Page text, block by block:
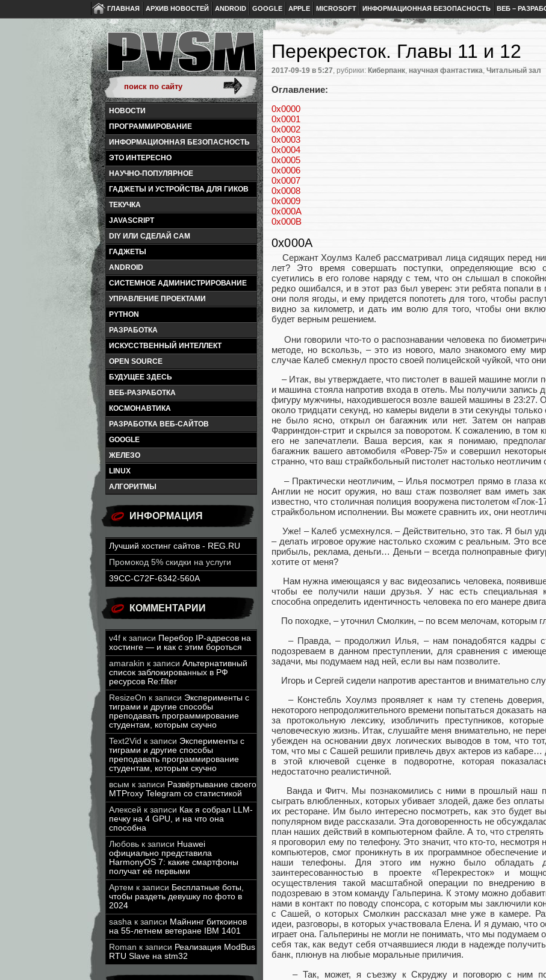
ГЛАВНАЯ АРХИВ НОВОСТЕЙ ANDROID GOOGLE APPLE MICROSOFT ИНФОРМАЦИОННАЯ БЕЗОПАСНОСТЬ ВЕБ –
НОВОСТИ
ПРОГРАММИРОВАНИЕ
ИНФОРМАЦИОННАЯ БЕЗОПАСНОСТЬ
ЭТО ИНТЕРЕСНО
НАУЧНО-ПОПУЛЯРНОЕ
ГАДЖЕТЫ И УСТРОЙСТВА ДЛЯ ГИКОВ
ТЕКУЧКА
JAVASCRIPT
DIY ИЛИ СДЕЛАЙ САМ
ГАДЖЕТЫ
ANDROID
СИСТЕМНОЕ АДМИНИСТРИРОВАНИЕ
УПРАВЛЕНИЕ ПРОЕКТАМИ
PYTHON
РАЗРАБОТКА
ИСКУССТВЕННЫЙ ИНТЕЛЛЕКТ
OPEN SOURCE
БУДУЩЕЕ ЗДЕСЬ
ВЕБ-РАЗРАБОТКА
КОСМОНАВТИКА
РАЗРАБОТКА ВЕБ-САЙТОВ
GOOGLE
ЖЕЛЕЗО
LINUX
АЛГОРИТМЫ
ИНФОРМАЦИЯ
Лучший хостинг сайтов - REG.RU
Промокод 5% скидки на услуги
39CC-C72F-6342-560A
КОММЕНТАРИИ
v4f к записи Перебор IP-адресов на
хостинге — и как с этим бороться
amarakin к записи Альтернативный
список заблокированных в РФ
ресурсов Re:filter
ResizeOn к записи Эксперименты с
тиграми и другие способы
преподавать программирование
студентам, которым скучно
Text2Vid к записи Эксперименты с
тиграми и другие способы
преподавать программирование
студентам, которым скучно
всым к записи Развёртывание своего
MTProxy Telegram со статистикой
Алексей к записи Как я собрал LLM-
печку на 4 GPU, и на что она
способна
Любовь к записи Huawei
официально представила
HarmonyOS 7: какие смартфоны
получат её первыми
Артем к записи Бесплатные боты,
чтобы раздеть девушку по фото в
2024
sasha к записи Майнинг биткоинов
на 55-летнем ветеране IBM 1401
Roman к записи Реализация ModBus
RTU Slave на stm32
Перекресток. Главы 11 и 12
2017-09-19 в 5:27, рубрики: Киберпанк, научная фантастика, Читальный зал
Оглавление:
0x0000
0x0001
0x0002
0x0003
0x0004
0x0005
0x0006
0x0007
0x0008
0x0009
0x000A
0x000B
0x000A
Сержант Хоулмз Калеб рассматривал лица сидящих перед
лет? Это время совершать поступки, определяющие всю
суетились в его голове наряду с тем, что он слышал в
редко ошибался, и в этот раз был уверен: эти ребята попали в
они поля ягоды, и ему придется попотеть для того, чтобы
видно за километр, и дать им волю для того, чтобы они
будет верным решением.
Они говорили что-то о распознавании человека по
методе, но вскользь, – это из нового, мало знакомого ему
случае Калеб смекнул просто своей полицейской чуйкой, что
– Итак, вы утверждаете, что пистолет в вашей машине могли
и машина стояла напротив входа в отель. Мы получили запись
фигуру мужчины, находившегося возле вашей машины в 23:27.
около тридцати секунд, но камеры видели в эти секунды
не было ясно, открыл он багажник или нет. Затем он
Фаррингдон-стрит и скрылся за поворотом. К сожалению, в том
его не запечатлели. Ваша версия, как я понимаю,
багажник вашего автомобиля «Ровер-75» и совершил
странно, что ваш страйкбольный пистолет настолько неотличим
– Практически неотличим, – Илья посмотрел прямо в глаза
Англии не носит оружия, но ваш стаж позволяет вам иметь
известно, что столичная полиция вооружена пистолетом «Глок-
страйкбольном исполнении. Вы можете сравнить их, они
Уже! – Калеб усмехнулся. – Действительно, это так. Я был
– делать игровое оружие настолько схожим с реальным. Это
прибыль, реклама, деньги… Деньги – всегда полноправные
хотите от меня?
Нам нужна имеющаяся у вас видеозапись человека,
чтобы ее получили наши друзья. У нас есть специальная
способна определить идентичность человека по его манере
По походке, – уточнил Смолкин, – по всем мелочам, которым
– Правда, – продолжил Илья, – нам понадобятся кадры
подозреваем в данном преступлении, для сравнения с
задачи, мы подумаем над ней, если вы нам позволите.
Игорь и Сергей сидели напротив арестантов и внимательно
– Констебль Хоулмз проявляет к нам ту степень доверия,
некоторого непродолжительного времени попытаться доказать
за протокольную лексику, изобличить преступников,
человеческую жизнь. Итак, слушайте меня внимательно, не
убежден на основании двух логических выводов в том, что
том, что мы с Сашей решили привлечь двух актеров из кабаре…
в этой ключевой сценке в подворотне, которая
недостаточно реалистичной.
Ванда и Фитч. Мы познакомились с ними в прошлый наш
сыграть влюбленных, которых убивает злодей, даже без
их ресторане. Им было интересно посмотреть, как это будет
популярном виде рассказали. Эта договоренность не
план наших действий в компьютерном файле. А то, что
я проговорил ему по телефону. Это значит, что кто-то,
компьютеров, смог проникнуть в их программное
наши телефоны. Для этого им нужно было обладать
заинтересованностью в проекте «Перекресток» и
осуществления такой масштабной операции по внедрению
подозреваю в этом команду Гальперина. К этому можно
нами в контакт по поводу спонсора, с которым мы заключили
с Сашей, о которых Смолкин рассказал мне уже в камере.
идеи, разговоры, в которых участвовала Елена. И я думаю, что
играет она. Гальперины не могли не понимать, что мы подумаем
себя так, как ведут себя отчаявшиеся люди в надежде
банк, плюнув на любые моральные приличия.
– Так, может, я съезжу к Скруджу и поговорю с ним по-